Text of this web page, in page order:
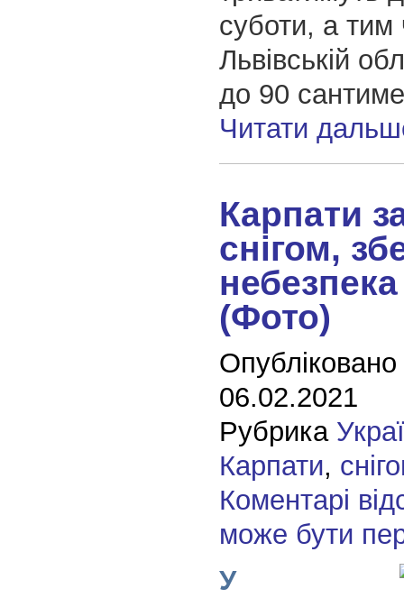
суботи, а тим
Львівській
до 90
Читати
Карпати
снігом,
(Фото)
06.02.2021
Рубрика
Карпати,
Коментарі
може бути
У